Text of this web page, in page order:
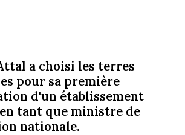
a choisi les terres
pour sa première
d'un établissement
tant que ministre de
nationale.